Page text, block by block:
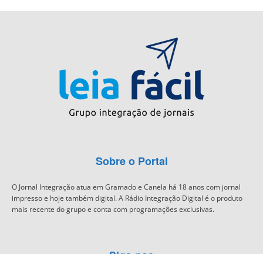
Sobre o Portal
O Jornal Integração atua em Gramado e Canela há 18 anos com jornal
impresso e hoje também digital. A Rádio Integração Digital é o produto
mais recente do grupo e conta com programações exclusivas.